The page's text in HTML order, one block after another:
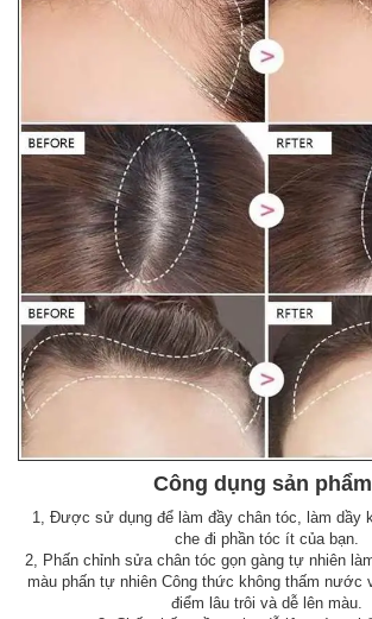
Công dụng sản
1, Được sử dụng để làm đầy chân tóc, làm dầy
che đi phần tóc ít của bạn.
2, Phấn chỉnh sửa chân tóc gọn gàng tự nhiên
màu phấn tự nhiên Công thức không thấm nước
điểm lâu trôi và dễ lên màu.